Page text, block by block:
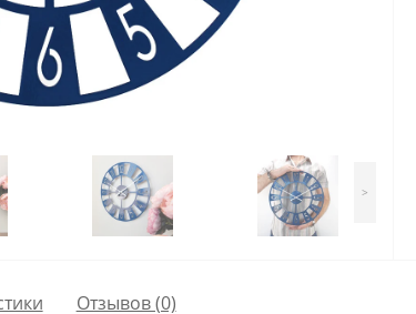
>
Отзывов (0)